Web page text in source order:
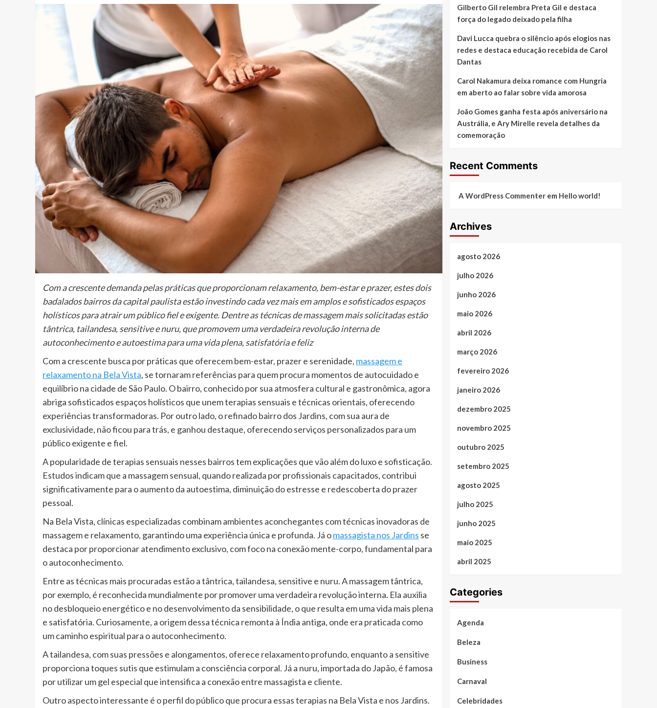
Com a crescente demanda pelas práticas que proporcionam relaxamento, bem-estar e prazer, estes dois
badalados bairros da capital paulista estão investindo cada vez mais em amplos e sofisticados espaços
holísticos para atrair um público fiel e exigente. Dentre as técnicas de massagem mais solicitadas estão
tântrica, tailandesa, sensitive e nuru, que promovem uma verdadeira revolução interna de
autoconhecimento e autoestima para uma vida plena, satisfatória e feliz
Com a crescente busca por práticas que oferecem bem-estar, prazer e serenidade, massagem e
relaxamento na Bela Vista, se tornaram referências para quem procura momentos de autocuidado e
equilíbrio na cidade de São Paulo. O bairro, conhecido por sua atmosfera cultural e gastronômica, agora
abriga sofisticados espaços holísticos que unem terapias sensuais e técnicas orientais, oferecendo
experiências transformadoras. Por outro lado, o refinado bairro dos Jardins, com sua aura de
exclusividade, não ficou para trás, e ganhou destaque, oferecendo serviços personalizados para um
público exigente e fiel.
A popularidade de terapias sensuais nesses bairros tem explicações que vão além do luxo e sofisticação.
Estudos indicam que a massagem sensual, quando realizada por profissionais capacitados, contribui
significativamente para o aumento da autoestima, diminuição do estresse e redescoberta do prazer
pessoal.
Na Bela Vista, clínicas especializadas combinam ambientes aconchegantes com técnicas inovadoras de
massagem e relaxamento, garantindo uma experiência única e profunda. Já omassagista nos Jardins se
destaca por proporcionar atendimento exclusivo, com foco na conexão mente-corpo, fundamental para
o autoconhecimento.
Entre as técnicas mais procuradas estão a tântrica, tailandesa, sensitive e nuru. A massagem tântrica,
por exemplo, é reconhecida mundialmente por promover uma verdadeira revolução interna. Ela auxilia
no desbloqueio energético e no desenvolvimento da sensibilidade, o que resulta em uma vida mais plena
e satisfatória. Curiosamente, a origem dessa técnica remonta à Índia antiga, onde era praticada como
um caminho espiritual para o autoconhecimento.
A tailandesa, com suas pressões e alongamentos, oferece relaxamento profundo, enquanto a sensitive
proporciona toques sutis que estimulam a consciência corporal. Já a nuru, importada do Japão, é famosa
por utilizar um gel especial que intensifica a conexão entre massagista e cliente.
Outro aspecto interessante é o perfil do público que procura essas terapias na Bela Vista e nos Jardins.
Gilberto Gil relembra Preta Gil e destaca
força do legado deixado pela filha
Davi Lucca quebra o silêncio após elogios nas
redes e destaca educação recebida de Carol
Dantas
Carol Nakamura deixa romance com Hungria
em aberto ao falar sobre vida amorosa
João Gomes ganha festa após aniversário na
Austrália, e Ary Mirelle revela detalhes da
comemoração
Recent Comments
A WordPress Commenterem Hello world!
Archives
agosto 2026
julho 2026
junho 2026
maio 2026
abril 2026
março 2026
fevereiro 2026
janeiro 2026
dezembro 2025
novembro 2025
outubro 2025
setembro 2025
agosto 2025
julho 2025
junho 2025
maio 2025
abril 2025
Categories
Agenda
Beleza
Business
Carnaval
Celebridades